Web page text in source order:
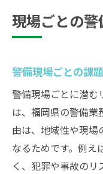
現場ごとの
警備現場ごとの課
警備現場ごとに潜む
は、福岡県の警備業
由は、地域性や現場
なるためです。例え
く、犯罪や事故のリ